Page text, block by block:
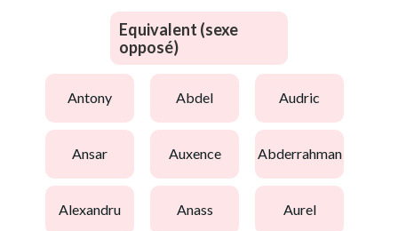
Equivalent (sexe
opposé)
antony abdel audric
ansar auxence abderrahman
alexandru anass aurel